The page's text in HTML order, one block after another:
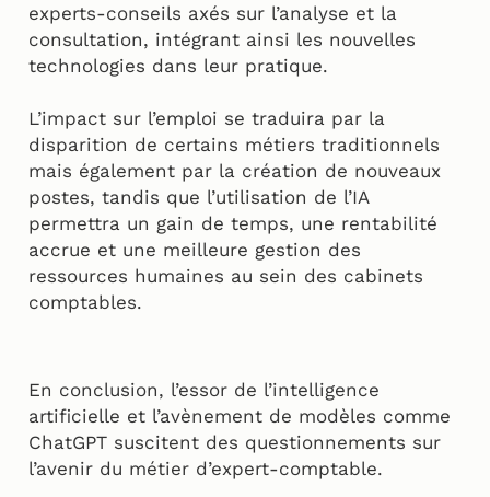
experts-conseils axés sur l’analyse et la
consultation, intégrant ainsi les nouvelles
technologies dans leur pratique.
L’impact sur l’emploi se traduira par la
disparition de certains métiers traditionnels
mais également par la création de nouveaux
postes, tandis que l’utilisation de l’IA
permettra un gain de temps, une rentabilité
accrue et une meilleure gestion des
ressources humaines au sein des cabinets
comptables.
En conclusion, l’essor de l’intelligence
artificielle et l’avènement de modèles comme
ChatGPT suscitent des questionnements sur
l’avenir du métier d’expert-comptable.